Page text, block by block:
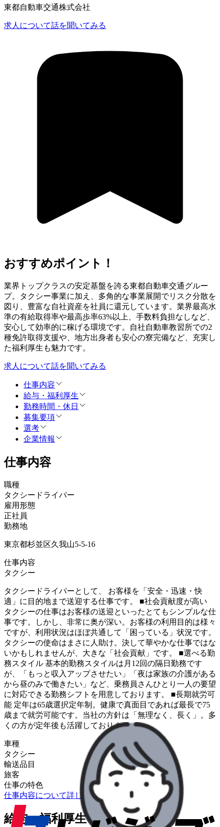
東都自動車交通株式会社
求人について話を聞いてみる
おすすめポイント！
業界トップクラスの安定基盤を誇る東都自動車交通グルー
プ。タクシー事業に加え、多角的な事業展開でリスク分散を
図り、豊富な自社資産を社員に還元しています。業界最高水
準の有給取得率や最高歩率63%以上、手数料負担なしなど、
安心して効率的に稼げる環境です。自社自動車教習所での2
種免許取得支援や、地方出身者も安心の寮完備など、充実し
た福利厚生も魅力です。
求人について話を聞いてみる
仕事内容
給与・福利厚生
勤務時間・休日
募集要項
選考
企業情報
仕事内容
職種
タクシードライバー
雇用形態
正社員
勤務地
東京都杉並区久我山5-5-16
仕事内容
タクシー
タクシードライバーとして、 お客様を「安全・迅速・快
適」に目的地まで送迎する仕事です。 ■社会貢献度が高い
タクシーの仕事はお客様の送迎といったとてもシンプルな仕
事です。しかし、非常に奥が深い。お客様の利用目的は様々
ですが、利用状況はほぼ共通して「困っている」状況です。
タクシーの使命はまさに人助け。決して華やかな仕事ではな
いかもしれませんが、大きな「社会貢献」です。 ■選べる勤
務スタイル 基本的勤務スタイルは月12回の隔日勤務です
が、「もっと収入アップさせたい」「夜は家族の介護がある
から昼のみで働きたい」など、乗務員さんひとり一人の要望
に対応できる勤務シフトを用意しております。 ■長期就労可
能 定年は65歳選択定年制。健康で真面目であれば最長で75
歳まで就労可能です。当社の方針は「無理なく、長く」。多
くの方が定年後も活躍しております。
車種
タクシー
輸送品目
旅客
仕事の特色
仕事内容について詳しく知りたい
給与・福利厚生